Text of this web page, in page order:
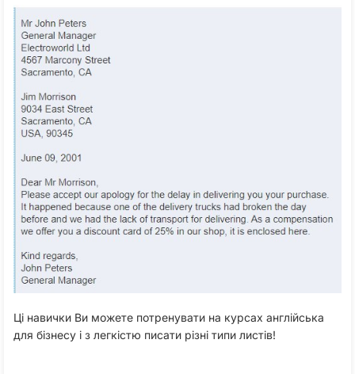
Ці навички Ви можете потренувати на курсах англійська
для бізнесу і з легкістю писати різні типи листів!